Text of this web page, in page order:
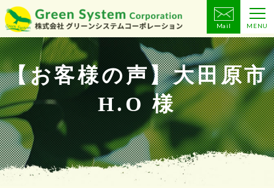
コ
ン
テ
ン
ツ
へ
ス
キ
ッ
プ
Mail MENU
【お客様の声】大田原市
H.O 様